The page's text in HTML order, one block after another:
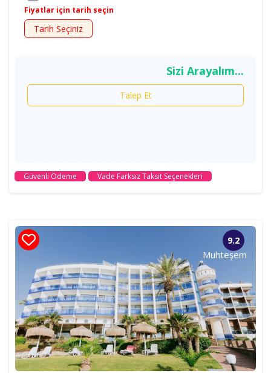
Fiyatlar için tarih seçin
Tarih Seçiniz
Sizi Arayalım...
Talep Et
Güvenli Ödeme Vade Farksız Taksit Seçenekleri
9.2
Muhteşem